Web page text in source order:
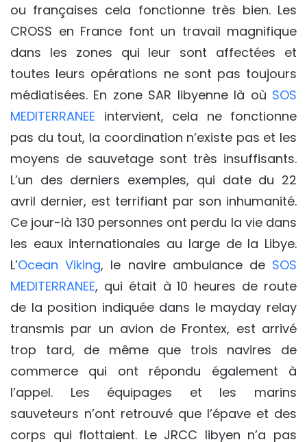
ou françaises cela fonctionne très bien. Les
CROSS en France font un travail magnifique
dans les zones qui leur sont affectées et
toutes leurs opérations ne sont pas toujours
médiatisées. En zone SAR libyenne là où SOS
MEDITERRANEE intervient, cela ne fonctionne
pas du tout, la coordination n’existe pas et les
moyens de sauvetage sont très insuffisants.
L’un des derniers exemples, qui date du 22
avril dernier, est terrifiant par son inhumanité.
Ce jour-là 130 personnes ont perdu la vie dans
les eaux internationales au large de la Libye.
L’Ocean Viking, le navire ambulance de SOS
MEDITERRANEE, qui était à 10 heures de route
de la position indiquée dans le mayday relay
transmis par un avion de Frontex, est arrivé
trop tard, de même que trois navires de
commerce qui ont répondu également à
l’appel. Les équipages et les marins
sauveteurs n’ont retrouvé que l’épave et des
corps qui flottaient. Le JRCC libyen n’a pas